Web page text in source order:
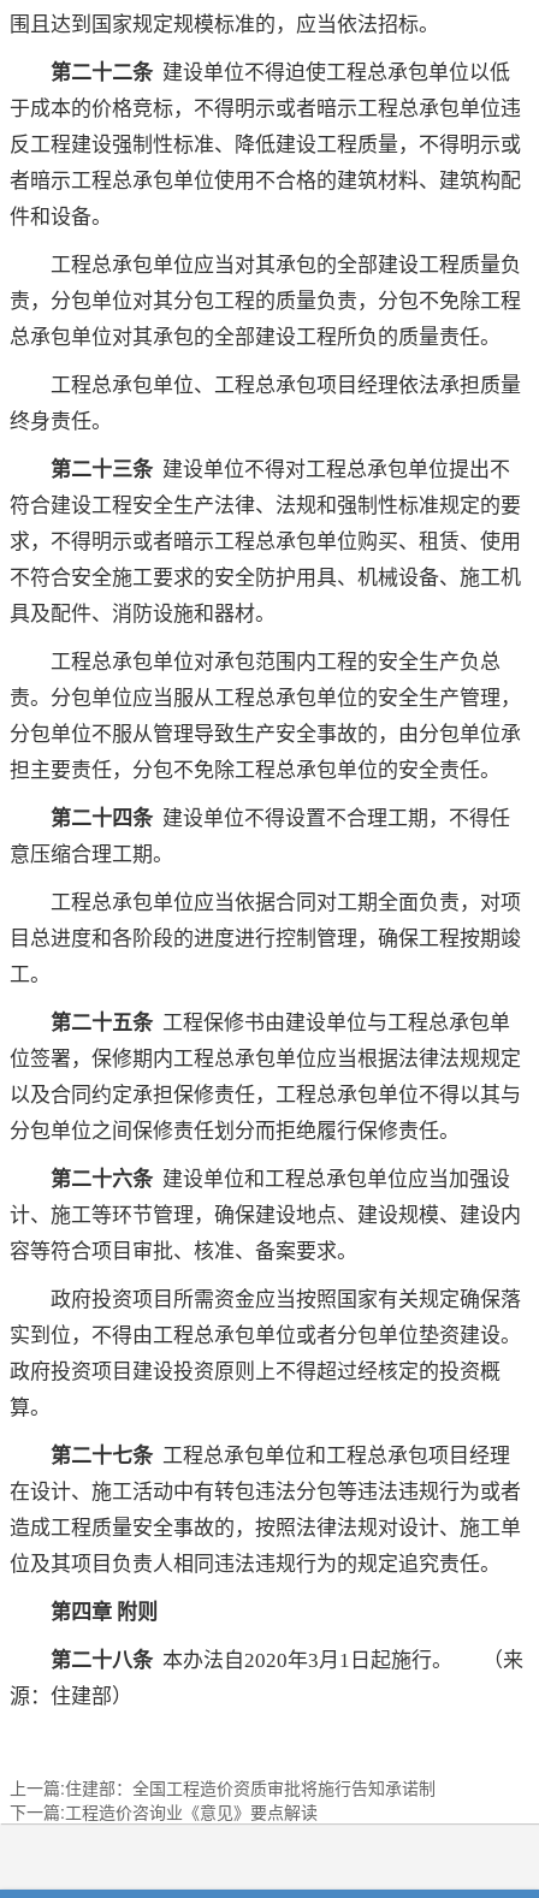
围且达到国家规定规模标准的，应当依法招标。
第二十二条建设单位不得迫使工程总承包单位以低
于成本的价格竞标，不得明示或者暗示工程总承包单位违
反工程建设强制性标准、降低建设工程质量，不得明示或
者暗示工程总承包单位使用不合格的建筑材料、建筑构配
件和设备。
工程总承包单位应当对其承包的全部建设工程质量负
责，分包单位对其分包工程的质量负责，分包不免除工程
总承包单位对其承包的全部建设工程所负的质量责任。
工程总承包单位、工程总承包项目经理依法承担质量
终身责任。
第二十三条建设单位不得对工程总承包单位提出不
符合建设工程安全生产法律、法规和强制性标准规定的要
求，不得明示或者暗示工程总承包单位购买、租赁、使用
不符合安全施工要求的安全防护用具、机械设备、施工机
具及配件、消防设施和器材。
工程总承包单位对承包范围内工程的安全生产负总
责。分包单位应当服从工程总承包单位的安全生产管理，
分包单位不服从管理导致生产安全事故的，由分包单位承
担主要责任，分包不免除工程总承包单位的安全责任。
第二十四条建设单位不得设置不合理工期，不得任
意压缩合理工期。
工程总承包单位应当依据合同对工期全面负责，对项
目总进度和各阶段的进度进行控制管理，确保工程按期竣
工。
第二十五条工程保修书由建设单位与工程总承包单
位签署，保修期内工程总承包单位应当根据法律法规规定
以及合同约定承担保修责任，工程总承包单位不得以其与
分包单位之间保修责任划分而拒绝履行保修责任。
第二十六条建设单位和工程总承包单位应当加强设
计、施工等环节管理，确保建设地点、建设规模、建设内
容等符合项目审批、核准、备案要求。
政府投资项目所需资金应当按照国家有关规定确保落
实到位，不得由工程总承包单位或者分包单位垫资建设。
政府投资项目建设投资原则上不得超过经核定的投资概
算。
第二十七条工程总承包单位和工程总承包项目经理
在设计、施工活动中有转包违法分包等违法违规行为或者
造成工程质量安全事故的，按照法律法规对设计、施工单
位及其项目负责人相同违法违规行为的规定追究责任。
第四章 附则
第二十八条本办法自2020年3月1日起施行。 （来
源：住建部）
上一篇:住建部：全国工程造价资质审批将施行告知承诺制
下一篇:工程造价咨询业《意见》要点解读